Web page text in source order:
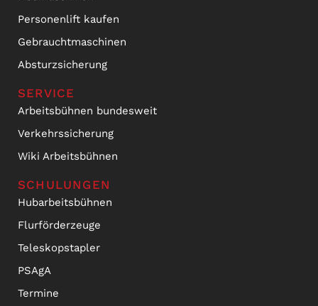
Personenlift kaufen
Gebrauchtmaschinen
Absturzsicherung
SERVICE
Arbeitsbühnen bundesweit
Verkehrssicherung
Wiki Arbeitsbühnen
SCHULUNGEN
Hubarbeitsbühnen
Flurförderzeuge
Teleskopstapler
PSAgA
Termine